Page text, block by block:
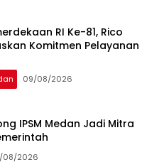
RI Ke-81, Rico
Komitmen Pelayanan
09/08/2026
IPSM Medan Jadi Mitra
08/2026